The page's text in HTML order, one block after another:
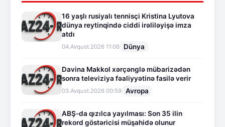
16 yaşlı rusiyalı tennisçi Kristina Lyutova
dünya reytinqində ciddi irəliləyişə imza
atdı
04.Avqust.2026 11:06 Dünya
Davina Makkol xərçənglə mübarizədən
sonra televiziya fəaliyyətinə fasilə verir
03.Avqust.2026 00:59 Avropa
ABŞ-da qızılca yayılması: Son 35 ilin
rekord göstəricisi müşahidə olunur